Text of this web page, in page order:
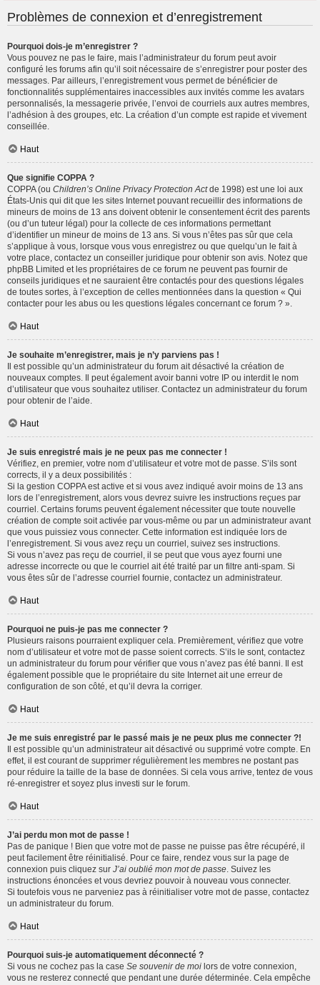
Problèmes de connexion et d’enregistrement
Pourquoi dois-je m’enregistrer ?
Vous pouvez ne pas le faire, mais l’administrateur du forum peut avoir
configuré les forums afin qu’il soit nécessaire de s’enregistrer pour poster des
messages. Par ailleurs, l’enregistrement vous permet de bénéficier de
fonctionnalités supplémentaires inaccessibles aux invités comme les avatars
personnalisés, la messagerie privée, l’envoi de courriels aux autres membres,
l’adhésion à des groupes, etc. La création d’un compte est rapide et vivement
conseillée.
Haut
Que signifie COPPA ?
COPPA (ou Children’s Online Privacy Protection Actde 1998) est une loi aux
États-Unis qui dit que les sites Internet pouvant recueillir des informations de
mineurs de moins de 13 ans doivent obtenir le consentement écrit des parents
(ou d’un tuteur légal) pour la collecte de ces informations permettant
d’identifier un mineur de moins de 13 ans. Si vous n’êtes pas sûr que cela
s’applique à vous, lorsque vous vous enregistrez ou que quelqu’un le fait à
votre place, contactez un conseiller juridique pour obtenir son avis. Notez que
phpBB Limited et les propriétaires de ce forum ne peuvent pas fournir de
conseils juridiques et ne sauraient être contactés pour des questions légales
de toutes sortes, à l’exception de celles mentionnées dans la question « Qui
contacter pour les abus ou les questions légales concernant ce forum ? ».
Haut
Je souhaite m’enregistrer, mais je n’y parviens pas !
Il est possible qu’un administrateur du forum ait désactivé la création de
nouveaux comptes. Il peut également avoir banni votre IP ou interdit le nom
d’utilisateur que vous souhaitez utiliser. Contactez un administrateur du forum
pour obtenir de l’aide.
Haut
Je suis enregistré mais je ne peux pas me connecter !
Vérifiez, en premier, votre nom d’utilisateur et votre mot de passe. S’ils sont
corrects, il y a deux possibilités :
Si la gestion COPPA est active et si vous avez indiqué avoir moins de 13 ans
lors de l’enregistrement, alors vous devrez suivre les instructions reçues par
courriel. Certains forums peuvent également nécessiter que toute nouvelle
création de compte soit activée par vous-même ou par un administrateur avant
que vous puissiez vous connecter. Cette information est indiquée lors de
l’enregistrement. Si vous avez reçu un courriel, suivez ses instructions.
Si vous n’avez pas reçu de courriel, il se peut que vous ayez fourni une
adresse incorrecte ou que le courriel ait été traité par un filtre anti-spam. Si
vous êtes sûr de l’adresse courriel fournie, contactez un administrateur.
Haut
Pourquoi ne puis-je pas me connecter ?
Plusieurs raisons pourraient expliquer cela. Premièrement, vérifiez que votre
nom d’utilisateur et votre mot de passe soient corrects. S’ils le sont, contactez
un administrateur du forum pour vérifier que vous n’avez pas été banni. Il est
également possible que le propriétaire du site Internet ait une erreur de
configuration de son côté, et qu’il devra la corriger.
Haut
Je me suis enregistré par le passé mais je ne peux plus me connecter ?!
Il est possible qu’un administrateur ait désactivé ou supprimé votre compte. En
effet, il est courant de supprimer régulièrement les membres ne postant pas
pour réduire la taille de la base de données. Si cela vous arrive, tentez de vous
ré-enregistrer et soyez plus investi sur le forum.
Haut
J’ai perdu mon mot de passe !
Pas de panique ! Bien que votre mot de passe ne puisse pas être récupéré, il
peut facilement être réinitialisé. Pour ce faire, rendez vous sur la page de
connexion puis cliquez sur J’ai oublié mon mot de passe . Suivez les
instructions énoncées et vous devriez pouvoir à nouveau vous connecter.
Si toutefois vous ne parveniez pas à réinitialiser votre mot de passe, contactez
un administrateur du forum.
Haut
Pourquoi suis-je automatiquement déconnecté ?
Si vous ne cochez pas la case Se souvenir de moi lors de votre connexion,
vous ne resterez connecté que pendant une durée déterminée. Cela empêche